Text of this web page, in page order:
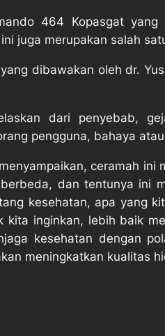
464 Kopasgat
juga merupakan salah
dibawakan oleh dr.
dari penyebab,
pengguna, bahaya
ceramah
dan tentunya ini
kesehatan, apa yang
inginkan, lebih baik
kesehatan dengan
meningkatkan kualitas